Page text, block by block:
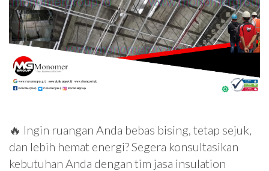
🔥 Ingin ruangan Anda bebas bising, tetap sejuk,
dan lebih hemat energi? Segera konsultasikan
kebutuhan Anda dengan tim jasa insulation